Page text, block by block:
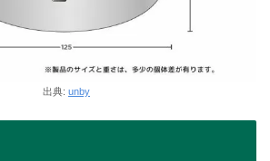
出典: unby